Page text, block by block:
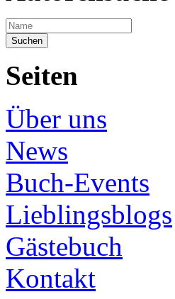
Seiten
Über uns
News
Buch-Events
Lieblingsblogs
Gästebuch
Kontakt